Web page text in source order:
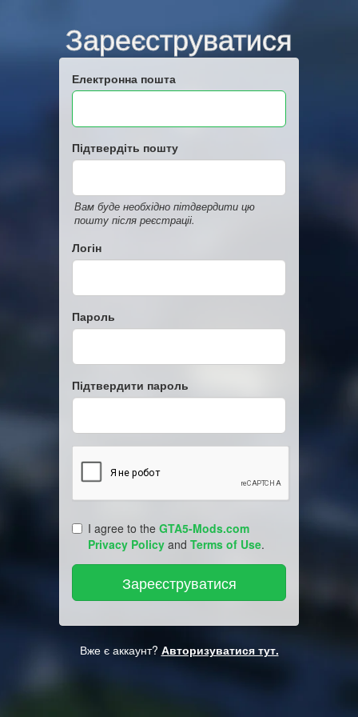
Зареєструватися
Електронна пошта
Підтвердіть пошту
Вам буде необхідно пітдвердити цю
пошту після реєстраціі.
Логін
Пароль
Підтвердити пароль
I agree to the GTA5-Mods.com
Privacy Policy and Terms of Use.
Вже є аккаунт? Авторизуватися тут.